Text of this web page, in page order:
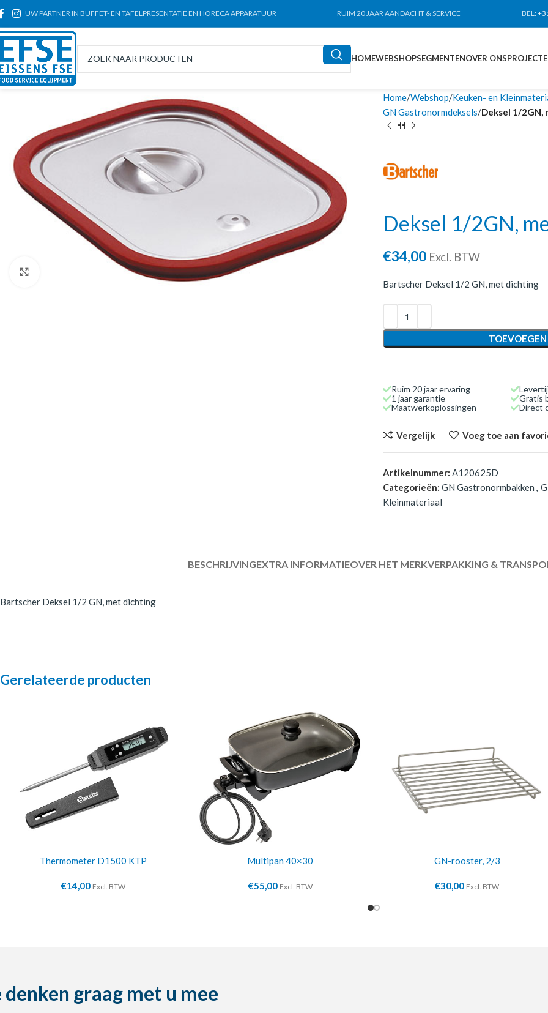
UW PARTNER IN BUFFET- EN TAFELPRESENTATIE EN HORECA APPARATUUR RUIM 20 JAAR AANDACHT & SERVICE BEL:
HOMEWEBSHOPSEGMENTENOVER ONS
Home Webshop Keuken- en
GN Gastronormdeksels Deksel 1/2GN,
Deksel 1/2GN,
€34,00 Excl. BTW
Bartscher Deksel 1/2 GN, met dichting
Ruim 20 jaar ervaring
1 jaar garantie
Maatwerkoplossingen
Gratis
Direct
Vergelijk Voeg toe aan
Artikelnummer: A120625D
Categorieën: GN Gastronormbakken ,
Kleinmateriaal
BESCHRIJVINGEXTRA INFORMATIEOVER HET MERKVERPAKKING &
Bartscher Deksel 1/2 GN, met dichting
Gerelateerde producten
Thermometer D1500 KTP
€14,00 Excl. BTW
Multipan 40×30
€55,00 Excl. BTW
GN-rooster, 2/3
€30,00 Excl. BTW
denken graag met u mee